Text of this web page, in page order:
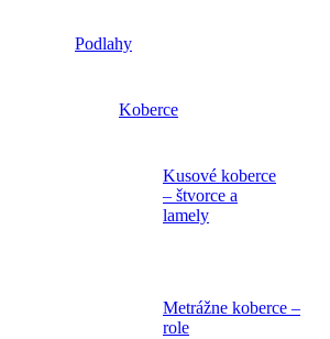
Podlahy
Koberce
Kusové koberce
– štvorce a
lamely
Metrážne koberce –
role